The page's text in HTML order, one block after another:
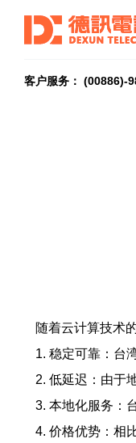
客户服务： (00886)-
随着云计算技术
1. 稳定可靠：台
2. 低延迟：由于
3. 本地化服务：
4. 价格优势：相